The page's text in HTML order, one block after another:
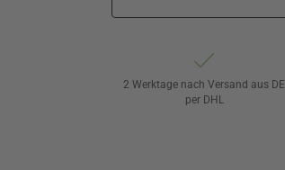
2 Werktage nach Versand aus DE
per DHL